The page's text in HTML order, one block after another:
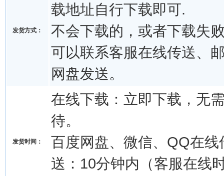
发货方式：
载地址自行下载即可.
不会下载的，或者下载失
可以联系客服在线传送、
网盘发送。
发货时间：
在线下载：立即下载，无
待。
百度网盘、微信、QQ在线
送：10分钟内（客服在线